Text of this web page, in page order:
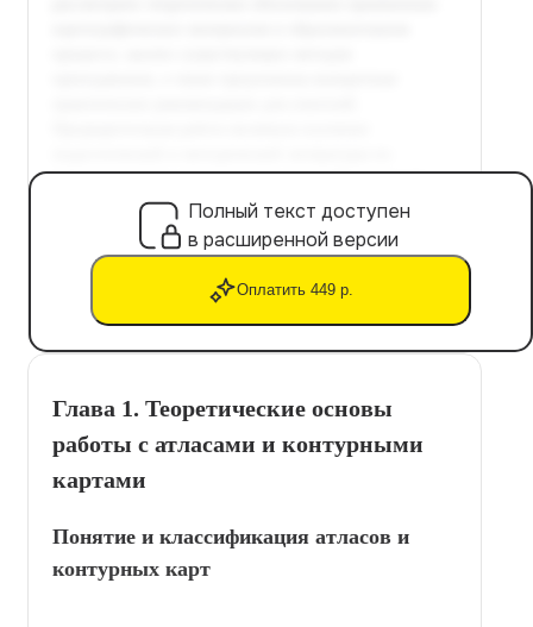
Полный текст доступен
в расширенной версии
Оплатить 449 р.
Глава 1. Теоретические основы
работы с атласами и контурными
картами
Понятие и классификация атласов и
контурных карт